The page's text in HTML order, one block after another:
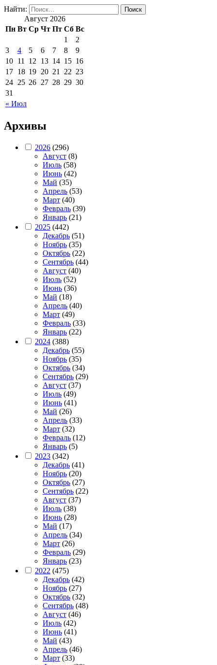
Найти:
Август 2026
Пн Вт Ср Чт Пт Сб Вс
« Июл
1
2
3
4 5 6 7 8
9
10 11 12 13 14 15 16
17 18 19 20 21 22 23
24 25 26 27 28 29 30
31
Архивы
2026 (296)
Август (8)
Июль (58)
Июнь (42)
Май (35)
Апрель (53)
Март (40)
Февраль (39)
Январь (21)
2025 (442)
Декабрь (51)
Ноябрь (35)
Октябрь (22)
Сентябрь (44)
Август (40)
Июль (52)
Июнь (36)
Май (18)
Апрель (40)
Март (49)
Февраль (33)
Январь (22)
2024 (388)
Декабрь (55)
Ноябрь (35)
Октябрь (34)
Сентябрь (29)
Август (37)
Июль (49)
Июнь (41)
Май (26)
Апрель (33)
Март (32)
Февраль (12)
Январь (5)
2023 (342)
Декабрь (41)
Ноябрь (20)
Октябрь (27)
Сентябрь (22)
Август (37)
Июль (38)
Июнь (28)
Май (17)
Апрель (34)
Март (26)
Февраль (29)
Январь (23)
2022 (475)
Декабрь (42)
Ноябрь (27)
Октябрь (32)
Сентябрь (48)
Август (46)
Июль (42)
Июнь (41)
Май (43)
Апрель (46)
Март (33)